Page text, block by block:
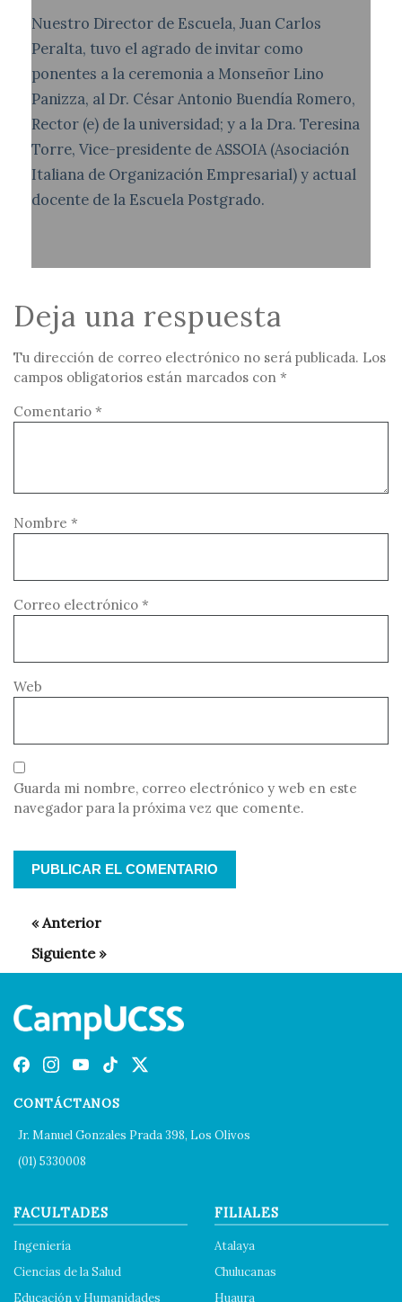
Nuestro Director de Escuela, Juan Carlos
Peralta, tuvo el agrado de invitar como
ponentes a la ceremonia a Monseñor Lino
Panizza, al Dr. César Antonio Buendía Romero,
Rector (e) de la universidad; y a la Dra. Teresina
Torre, Vice-presidente de ASSOIA (Asociación
Italiana de Organización Empresarial) y actual
docente de la Escuela Postgrado.
Deja una respuesta
Tu dirección de correo electrónico no será publicada. Los
campos obligatorios están marcados con *
Comentario *
Nombre *
Correo electrónico *
Web
Guarda mi nombre, correo electrónico y web en este
navegador para la próxima vez que comente.
CONTÁCTANOS
Jr. Manuel Gonzales Prada 398, Los Olivos
(01) 5330008
FACULTADES
Ingeniería
Ciencias de la Salud
Educación y Humanidades
FILIALES
Atalaya
Chulucanas
Huaura